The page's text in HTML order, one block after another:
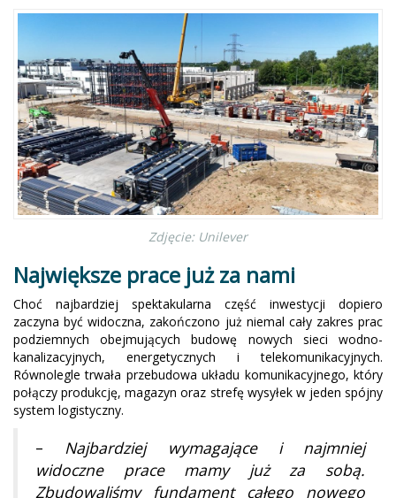
Zdjęcie: Unilever
Największe prace już za nami
Choć najbardziej spektakularna część inwestycji dopiero
zaczyna być widoczna, zakończono już niemal cały zakres prac
podziemnych obejmujących budowę nowych sieci wodno-
kanalizacyjnych, energetycznych i telekomunikacyjnych.
Równolegle trwała przebudowa układu komunikacyjnego, który
połączy produkcję, magazyn oraz strefę wysyłek w jeden spójny
system logistyczny.
– Najbardziej wymagające i najmniej
widoczne prace mamy już za sobą.
Zbudowaliśmy fundament całego nowego